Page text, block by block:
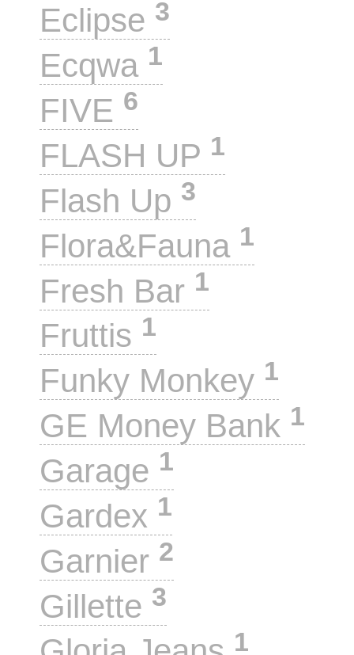
Eclipse 3
Ecqwa 1
FIVE 6
FLASH UP 1
Flash Up 3
Flora&Fauna 1
Fresh Bar 1
Fruttis 1
Funky Monkey 1
GE Money Bank 1
Garage 1
Gardex 1
Garnier 2
Gillette 3
1